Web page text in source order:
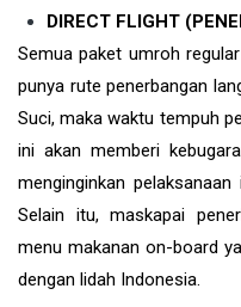
DIRECT FLIGHT
Semua paket umroh
punya rute penerbangan
Suci, maka waktu tempuh
ini akan memberi
menginginkan
Selain itu, maskapai
menu makanan on-board
dengan lidah Indonesia.